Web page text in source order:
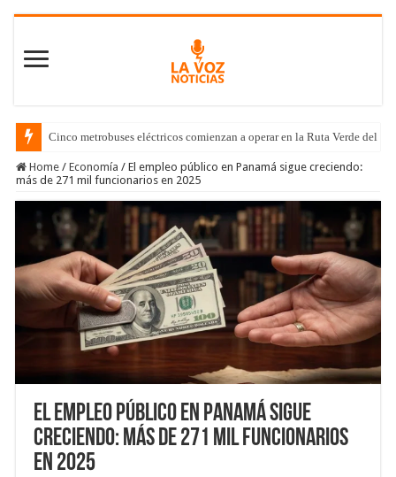
Cinco metrobuses eléctricos comienzan a operar en la Ruta Verde del
Home / Economía / El empleo público en Panamá sigue creciendo:
más de 271 mil funcionarios en 2025
El empleo público en Panamá sigue
creciendo: más de 271 mil funcionarios
en 2025